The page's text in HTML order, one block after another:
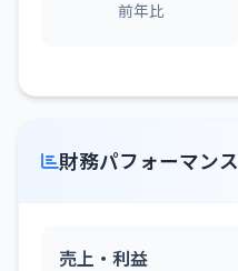
前年比
財務パフォーマンス
売上・利益